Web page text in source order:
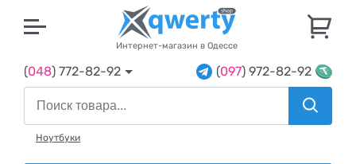
Интернет-магазин в Одессе
(048) 772-82-92 (097) 972-82-92
Ноутбуки